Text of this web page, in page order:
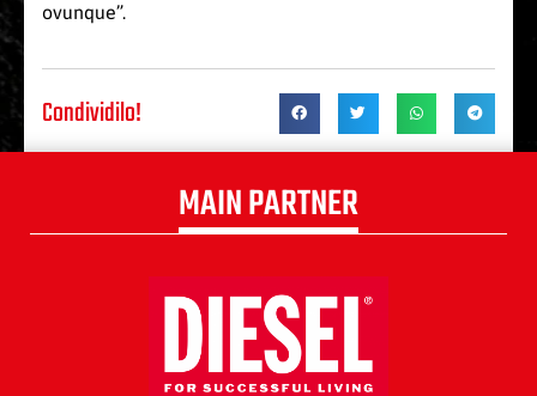
ovunque”.
Condividilo!
MAIN PARTNER